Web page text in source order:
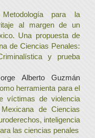
Metodología para la
al margen de un
Una propuesta de
de Ciencias Penales:
y prueba
Alberto Guzmán
herramienta para el
víctimas de violencia
de Ciencias
inteligencia
las ciencias penales